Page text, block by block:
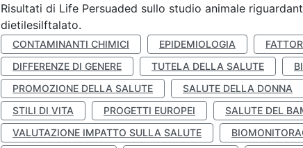
Risultati di Life Persuaded sullo studio animale
dietilesilftalato.
CONTAMINANTI CHIMICI EPIDEMIOLOGIA
DIFFERENZE DI GENERE
TUTELA DELLA SALUTE
PROMOZIONE DELLA SALUTE
SALUTE DELLA DONNA
STILI DI VITA
PROGETTI EUROPEI SALUTE DEL
VALUTAZIONE IMPATTO SULLA SALUTE